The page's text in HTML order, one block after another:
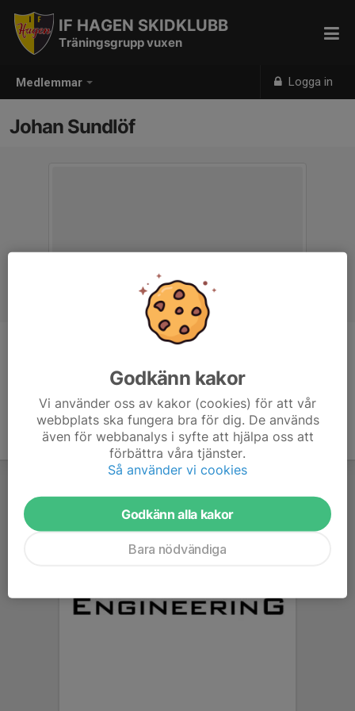
Medlemmar Logga in
IF HAGEN SKIDKLUBB
Träningsgrupp vuxen
Johan Sundlöf
Godkänn kakor
Vi använder oss av kakor (cookies) för att vår
webbplats ska fungera bra för dig. De används
även för webbanalys i syfte att hjälpa oss att
förbättra våra tjänster.
Så använder vi cookies
Godkänn alla kakor
Bara nödvändiga